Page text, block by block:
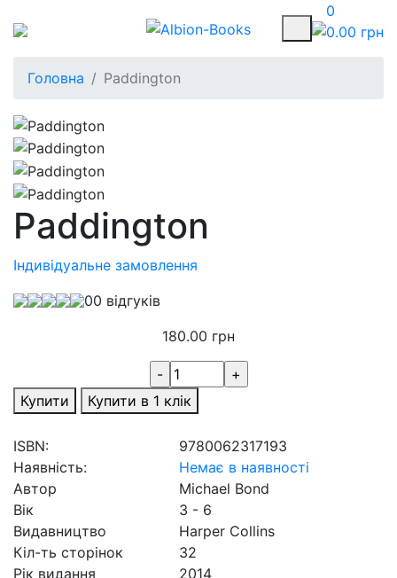
0
0.00 грн
Головна Paddington
Paddington
Індивідуальне замовлення
00 відгуків
180.00 грн
Купити Купити в 1 клік
ISBN:
9780062317193
Наявність:
Немає в наявності
Автор
Michael Bond
Вік
3 - 6
Видавництво
Harper Collins
Кіл-ть сторінок
32
Рік видання
2014